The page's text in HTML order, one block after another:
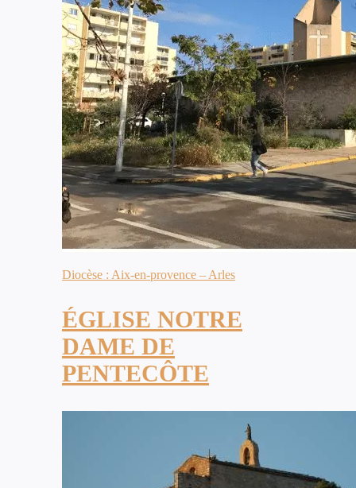
Diocèse : Aix-en-provence – Arles
ÉGLISE NOTRE
DAME DE
PENTECÔTE